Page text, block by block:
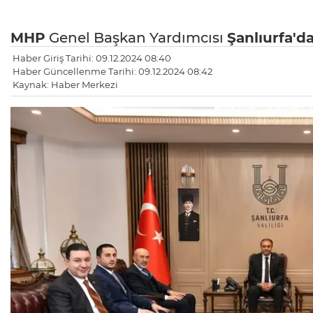
MHP Genel Başkan Yardımcısı
Haber Giriş Tarihi: 09.12.2024 08:40
Haber Güncellenme Tarihi: 09.12.2024 08:42
Kaynak: Haber Merkezi